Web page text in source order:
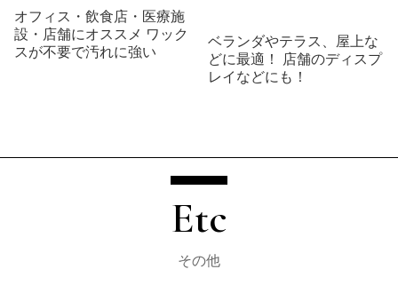
オフィス・飲食店・医療施
設・店舗にオススメ ワック
スが不要で汚れに強い
ベランダやテラス、屋上な
どに最適！ 店舗のディスプ
レイなどにも！
Etc
その他